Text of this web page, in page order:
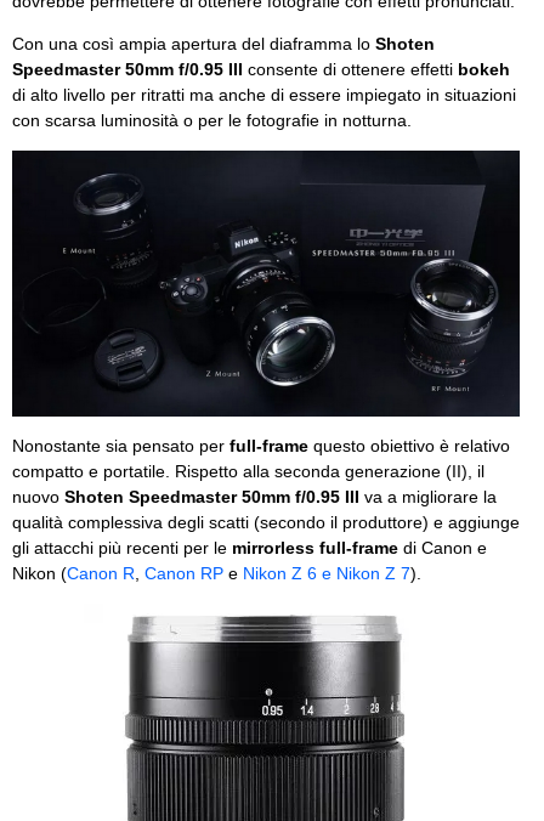
Con una così ampia apertura del diaframma lo Shoten
Speedmaster 50mm f/0.95 III consente di ottenere effetti bokeh
di alto livello per ritratti ma anche di essere impiegato in situazioni
con scarsa luminosità o per le fotografie in notturna.
Nonostante sia pensato per full-frame questo obiettivo è relativo
compatto e portatile. Rispetto alla seconda generazione (II), il
nuovo Shoten Speedmaster 50mm f/0.95 III va a migliorare la
qualità complessiva degli scatti (secondo il produttore) e aggiunge
gli attacchi più recenti per le mirrorless full-frame di Canon e
Nikon (Canon R, Canon RP e Nikon Z 6 e Nikon Z 7).